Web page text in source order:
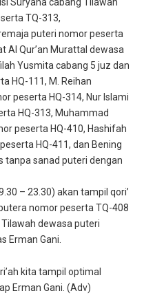
Suryana cabang Tilawah
TQ-313,
puteri nomor peserta
Al Qur’an Murattal dewasa
Yusmita cabang 5 juz dan
HQ-111, M. Reihan
peserta HQ-314, Nur Islami
HQ-313, Muhammad
peserta HQ-410, Hashifah
HQ-411, dan Bening
tanpa sanad puteri dengan
– 23.30) akan tampil qori’
nomor peserta TQ-408
Tilawah dewasa puteri
Erman Gani.
kita tampil optimal
Erman Gani. (Adv)